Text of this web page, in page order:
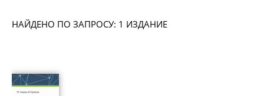
НАЙДЕНО ПО ЗАПРОСУ: 1 ИЗДАНИЕ